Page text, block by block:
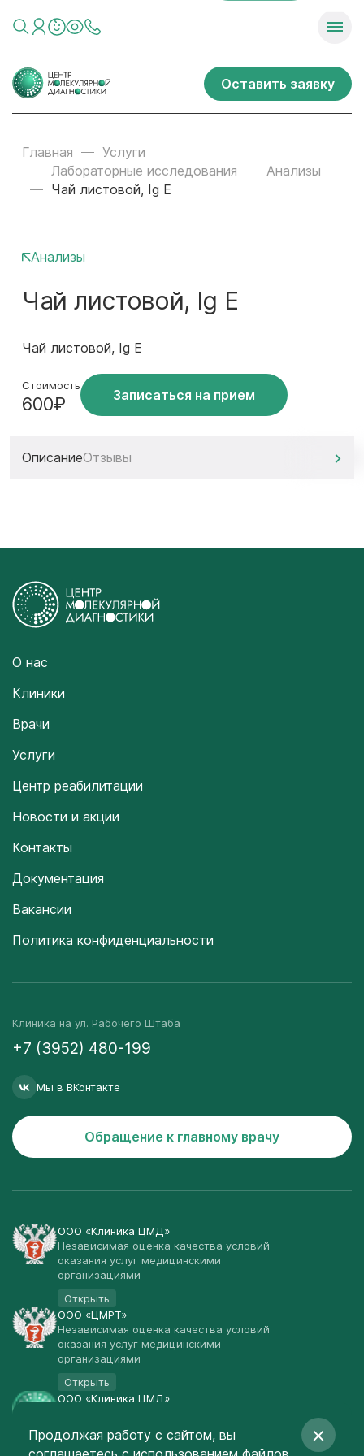
Оставить заявку
Главная
Услуги
Лабораторные исследования
Анализы
Чай листовой, Ig E
Анализы
Чай листовой, Ig E
Чай листовой, Ig E
Стоимость
600₽ Записаться на прием
ОписаниеОтзывы
О нас
Клиники
Врачи
Услуги
Центр реабилитации
Новости и акции
Контакты
Документация
Вакансии
Политика конфиденциальности
Клиника на ул. Рабочего Штаба
+7 (3952) 480-199
Мы в ВКонтакте
Обращение к главному врачу
ООО «Клиника ЦМД»
Независимая оценка качества условий
оказания услуг медицинскими
организациями
Открыть
ООО «ЦМРТ»
Независимая оценка качества условий
оказания услуг медицинскими
организациями
Открыть
ООО «Клиника ЦМД»
Открыть
Продолжая работу с сайтом, вы